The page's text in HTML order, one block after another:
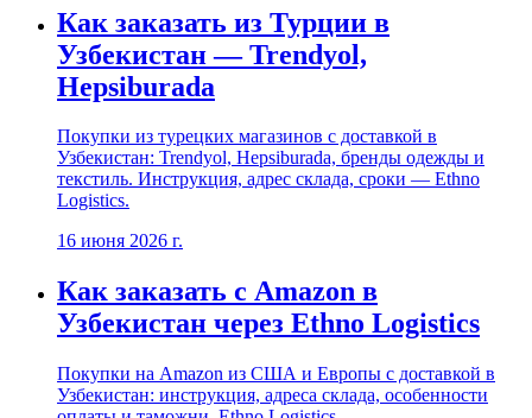
Как заказать из Турции в
Узбекистан — Trendyol,
Hepsiburada
Покупки из турецких магазинов с доставкой в
Узбекистан: Trendyol, Hepsiburada, бренды одежды и
текстиль. Инструкция, адрес склада, сроки — Ethno
Logistics.
16 июня 2026 г.
Как заказать с Amazon в
Узбекистан через Ethno Logistics
Покупки на Amazon из США и Европы с доставкой в
Узбекистан: инструкция, адреса склада, особенности